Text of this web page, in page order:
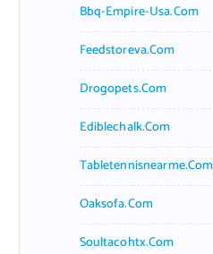
Bbq-Empire-Usa.com
Feedstoreva.com
Drogopets.com
Ediblechalk.com
Tabletennisnearme.com
Oaksofa.com
Soultacohtx.com